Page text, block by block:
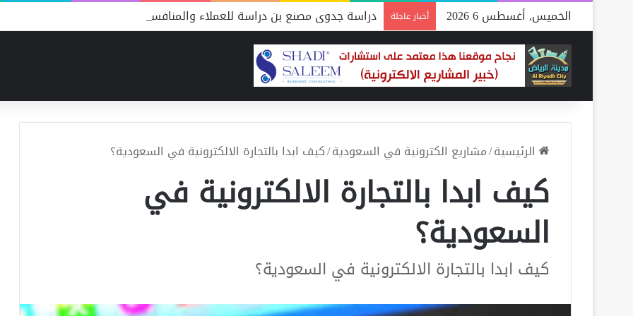
الخميس, أغسطس 6 2026 أخبار عاجلة دراسة جدوى مصنع بن دراسة للعملاء والمنافسين
الرئيسية/مشاريع الكترونية في السعودية/كيف ابدا بالتجارة الالكترونية في السعودية؟
كيف ابدا بالتجارة الالكترونية في
السعودية؟
كيف ابدا بالتجارة الالكترونية في السعودية؟